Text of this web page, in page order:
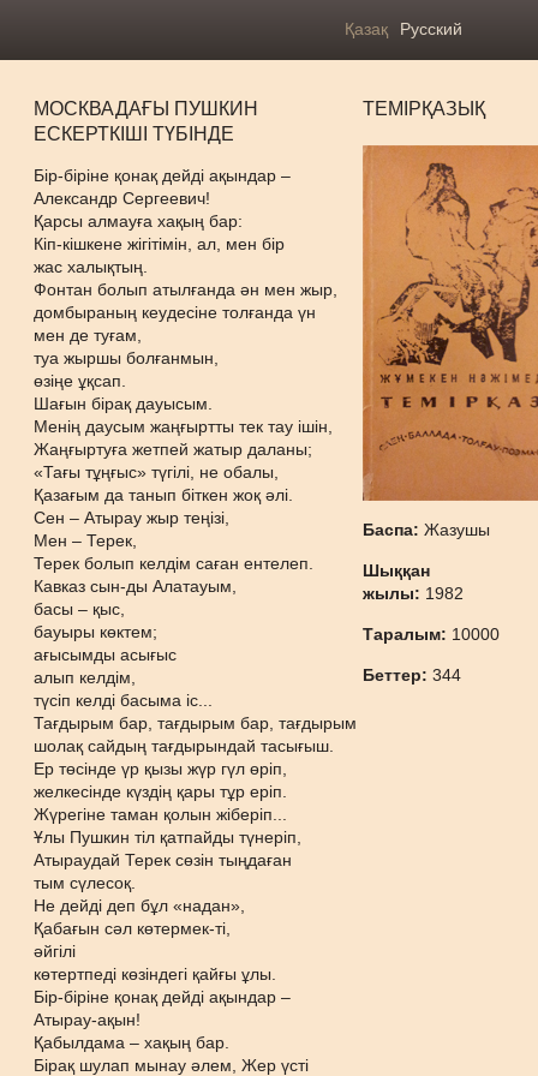
Қазақ Русский
МОСКВАДАҒЫ ПУШКИН
ЕСКЕРТКІШІ ТҮБІНДЕ
Бір-біріне қонақ дейді ақындар –
Александр Сергеевич!
Қарсы алмауға хақың бар:
Кіп-кішкене жігітімін, ал, мен бір
жас халықтың.
Фонтан болып атылғанда ән мен жыр,
домбыраның кеудесіне толғанда үн
мен де туғам,
туа жыршы болғанмын,
өзіңе ұқсап.
Шағын бірақ дауысым.
Менің даусым жаңғыртты тек тау ішін,
Жаңғыртуға жетпей жатыр даланы;
«Тағы тұңғыс» түгілі, не обалы,
Қазағым да танып біткен жоқ әлі.
Сен – Атырау жыр теңізі,
Мен – Терек,
Терек болып келдім саған ентелеп.
Кавказ сын-ды Алатауым,
басы – қыс,
бауыры көктем;
ағысымды асығыс
алып келдім,
түсіп келді басыма іс...
Тағдырым бар, тағдырым бар, тағдырым
шолақ сайдың тағдырындай тасығыш.
Ер төсінде үр қызы жүр гүл өріп,
желкесінде күздің қары тұр еріп.
Жүрегіне таман қолын жіберіп...
Ұлы Пушкин тіл қатпайды түнеріп,
Атыраудай Терек сөзін тыңдаған
тым сүлесоқ.
Не дейді деп бұл «надан»,
Қабағын сәл көтермек-ті,
әйгілі
көтертпеді көзіндегі қайғы ұлы.
Бір-біріне қонақ дейді ақындар –
Атырау-ақын!
Қабылдама – хақың бар.
Бірақ шулап мынау әлем, Жер үсті
ТЕМІРҚАЗЫҚ
Баспа:Жазушы
Шыққан
жылы: 1982
Таралым: 10000
Беттер:344